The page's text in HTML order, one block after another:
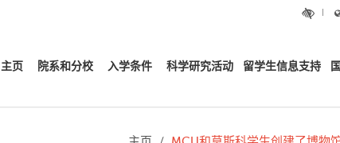
主页 院系和分校 入学条件 科学研究活动 留学生信息支持